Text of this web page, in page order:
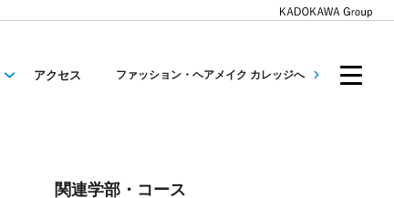
アクセス ファッション・ヘアメイク カレッジへ
関連学部・コース